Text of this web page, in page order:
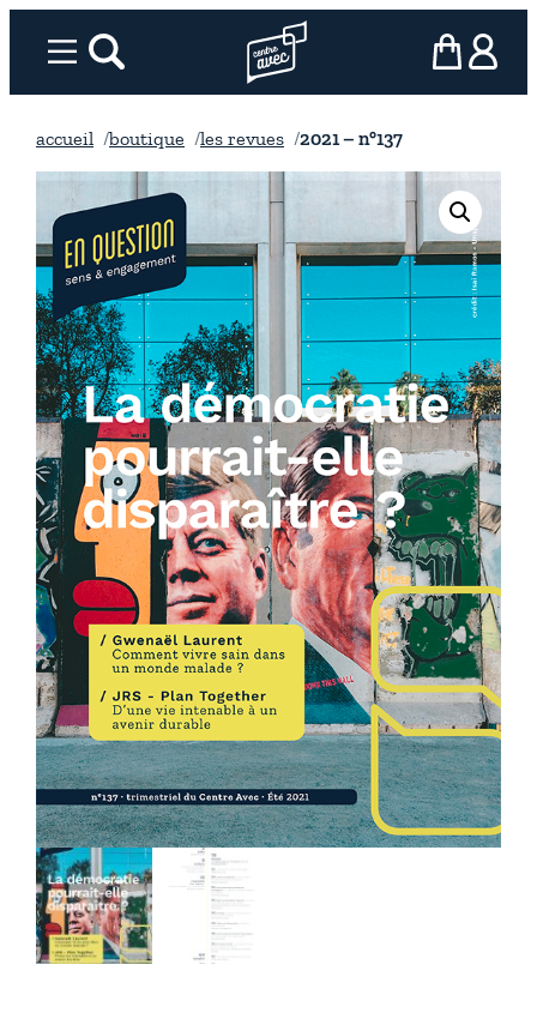
Menurechercher Page d’accueil l’association
mon panier
ma
accueil boutique les revues 2021 – n°137